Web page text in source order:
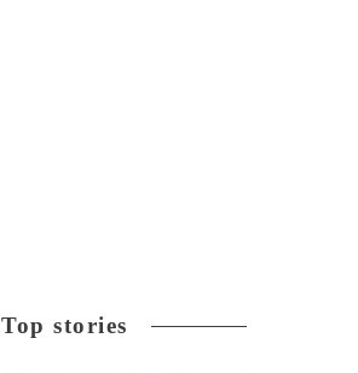
Top stories